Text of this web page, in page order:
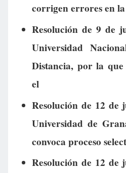
corrigen errores en
Resolución de 9 de
Universidad
Distancia, por la
el
Resolución de 12 de
Universidad de
convoca proceso
Resolución de 12 de